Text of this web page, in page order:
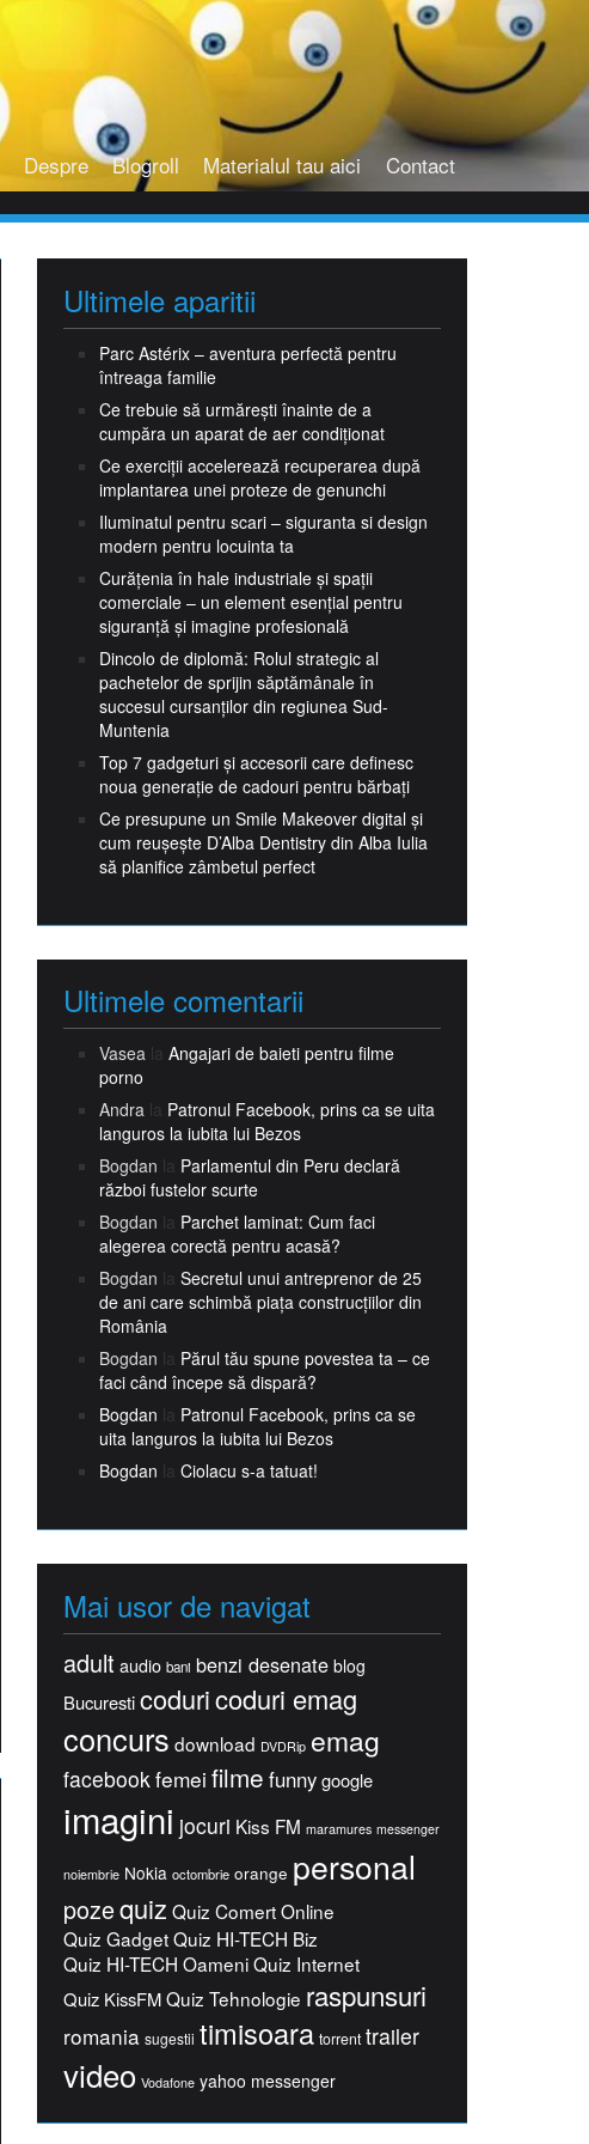
Despre Blogroll Materialul tau aici Contact
Ultimele aparitii
Parc Astérix – aventura perfectă pentru
întreaga familie
Ce trebuie să urmărești înainte de a
cumpăra un aparat de aer condiționat
Ce exerciții accelerează recuperarea după
implantarea unei proteze de genunchi
Iluminatul pentru scari – siguranta si design
modern pentru locuinta ta
Curățenia în hale industriale și spații
comerciale – un element esențial pentru
siguranță și imagine profesională
Dincolo de diplomă: Rolul strategic al
pachetelor de sprijin săptămânale în
succesul cursanților din regiunea Sud-
Muntenia
Top 7 gadgeturi și accesorii care definesc
noua generație de cadouri pentru bărbați
Ce presupune un Smile Makeover digital și
cum reușește D’Alba Dentistry din Alba Iulia
să planifice zâmbetul perfect
Ultimele comentarii
Vaseala Angajari de baieti pentru filme
porno
Andrala Patronul Facebook, prins ca se uita
languros la iubita lui Bezos
Bogdan la Parlamentul din Peru declară
război fustelor scurte
Bogdan la Parchet laminat: Cum faci
alegerea corectă pentru acasă?
Bogdan la Secretul unui antreprenor de 25
de ani care schimbă piața construcțiilor din
România
Bogdan la Părul tău spune povestea ta – ce
faci când începe să dispară?
Bogdan la Patronul Facebook, prins ca se
uita languros la iubita lui Bezos
Bogdan la Ciolacu s-a tatuat!
Mai usor de navigat
adult audio bani benzi desenate blog
Bucuresti coduricoduri emag
concurs download DVDRip emag
facebook femei filme funny google
imagini jocuri Kiss FM maramures messenger
noiembrie Nokia octombrie orange personal
pozequiz Quiz Comert Online
Quiz GadgetQuiz HI-TECH Biz
Quiz HI-TECH OameniQuiz Internet
Quiz KissFM Quiz Tehnologie raspunsuri
romania sugestii timisoara torrent trailer
video Vodafone yahoo messenger